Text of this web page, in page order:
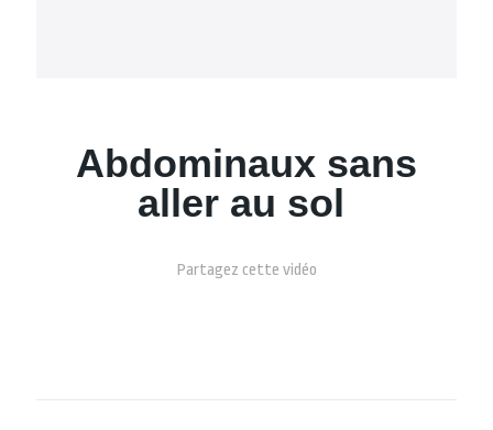
Abdominaux sans
aller au sol
Partagez cette vidéo